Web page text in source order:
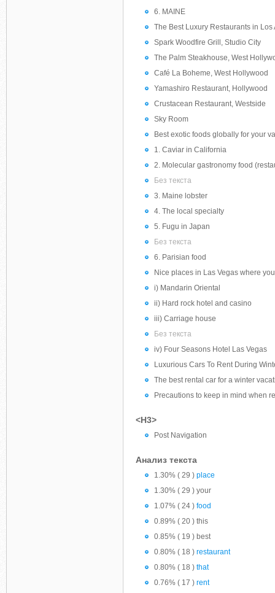
6. MAINE
The Best Luxury Restaurants in Los
Spark Woodfire Grill, Studio City
The Palm Steakhouse, West
Café La Boheme, West Hollywood
Yamashiro Restaurant, Hollywood
Crustacean Restaurant, Westside
Sky Room
Best exotic foods globally for your
1. Caviar in California
2. Molecular gastronomy food
Без текста
3. Maine lobster
4. The local specialty
5. Fugu in Japan
Без текста
6. Parisian food
Nice places in Las Vegas where
i) Mandarin Oriental
ii) Hard rock hotel and casino
iii) Carriage house
Без текста
iv) Four Seasons Hotel Las Vegas
Luxurious Cars To Rent During
The best rental car for a winter
Precautions to keep in mind when
<H3>
Post Navigation
Анализ текста
1.30% ( 29 ) place
1.30% ( 29 ) your
1.07% ( 24 ) food
0.89% ( 20 ) this
0.85% ( 19 ) best
0.80% ( 18 ) restaurant
0.80% ( 18 ) that
0.76% ( 17 ) rent